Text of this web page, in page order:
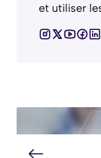
et utiliser